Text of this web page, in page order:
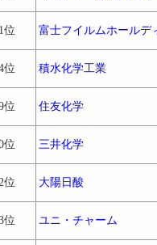
位 富士フイルムホールデ
位 積水化学工業
位 住友化学
位 三井化学
位 大陽日酸
位 ユニ・チャーム